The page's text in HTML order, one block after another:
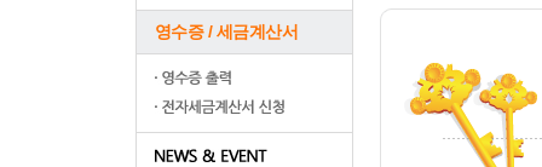
영수증 / 세금계산서